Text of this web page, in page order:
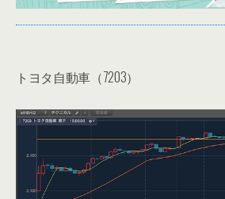
トヨタ自動車（7203）